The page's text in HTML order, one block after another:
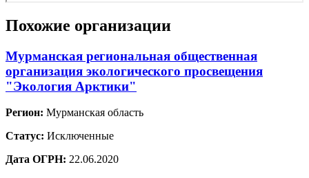
Похожие организации
Мурманская региональная общественная
организация экологического просвещения
"Экология Арктики"
Регион: Мурманская область
Статус: Исключенные
Дата ОГРН: 22.06.2020